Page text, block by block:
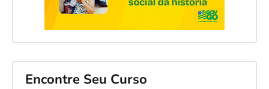
Encontre Seu Curso